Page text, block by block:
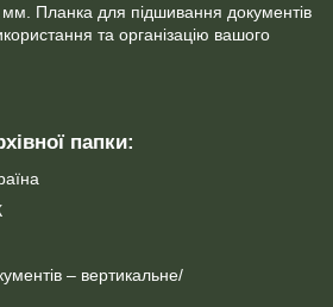
Планка для підшивання документів
та організацію вашого
папки:
– вертикальне/